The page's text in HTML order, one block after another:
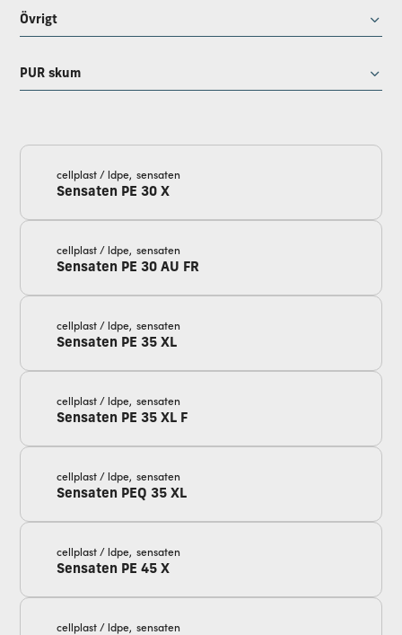
Övrigt
PUR skum
cellplast / ldpe, sensaten
Sensaten PE 30 X
cellplast / ldpe, sensaten
Sensaten PE 30 AU FR
cellplast / ldpe, sensaten
Sensaten PE 35 XL
cellplast / ldpe, sensaten
Sensaten PE 35 XL F
cellplast / ldpe, sensaten
Sensaten PEQ 35 XL
cellplast / ldpe, sensaten
Sensaten PE 45 X
cellplast / ldpe, sensaten